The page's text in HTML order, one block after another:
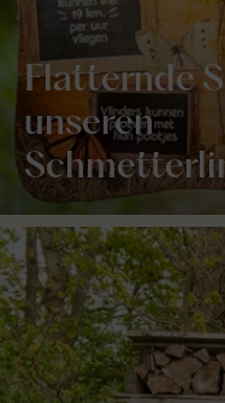
Flatternde
unseren